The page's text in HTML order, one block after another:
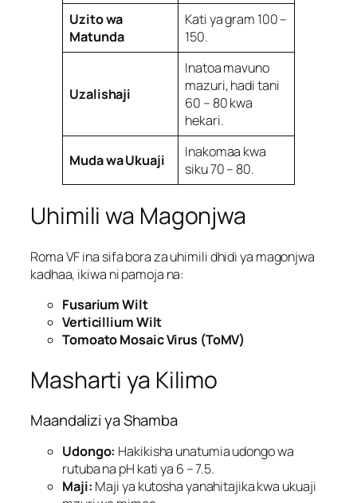
Uzito wa
Matunda
Kati ya gram 100 –
150.
Uzalishaji
Inatoa mavuno
mazuri, hadi tani
60 – 80 kwa
hekari.
Muda wa Ukuaji
Inakomaa kwa
siku 70 – 80.
Uhimili wa Magonjwa
Roma VF ina sifa bora za uhimili dhidi ya magonjwa
kadhaa, ikiwa ni pamoja na:
Fusarium Wilt
Verticillium Wilt
Tomoato Mosaic Virus (ToMV)
Masharti ya Kilimo
Maandalizi ya Shamba
Udongo: Hakikisha unatumia udongo wa
rutuba na pH kati ya 6 – 7.5.
Maji: Maji ya kutosha yanahitajika kwa ukuaji